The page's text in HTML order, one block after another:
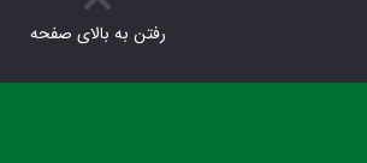
رفتن به بالای صفحه